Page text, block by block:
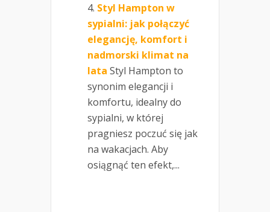
Styl Hampton w
sypialni: jak połączyć
elegancję, komfort i
nadmorski klimat na
lata Styl Hampton to
synonim elegancji i
komfortu, idealny do
sypialni, w której
pragniesz poczuć się jak
na wakacjach. Aby
osiągnąć ten efekt,...